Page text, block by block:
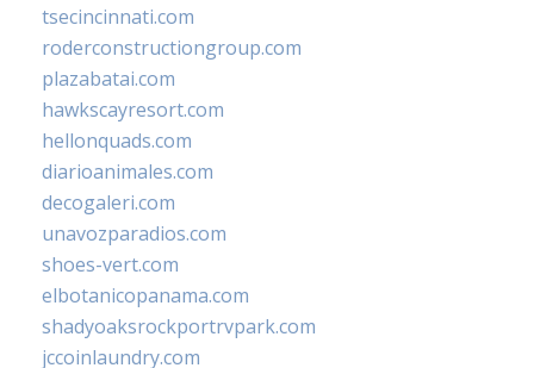
tsecincinnati.com
roderconstructiongroup.com
plazabatai.com
hawkscayresort.com
hellonquads.com
diarioanimales.com
decogaleri.com
unavozparadios.com
shoes-vert.com
elbotanicopanama.com
shadyoaksrockportrvpark.com
jccoinlaundry.com